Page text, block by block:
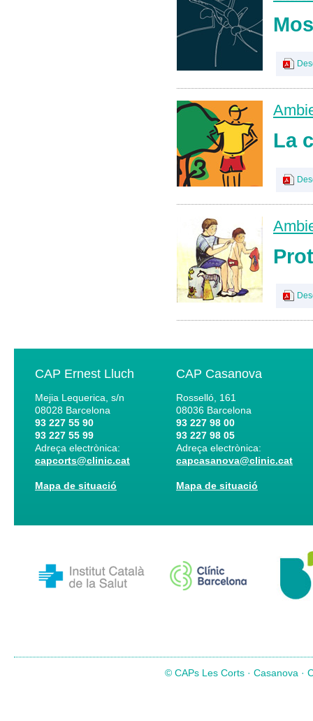
La
CAP Ernest Lluch
Mejia Lequerica, s/n
08028 Barcelona
93 227 55 90
93 227 55 99
Adreça electrònica:
capcorts@clinic.cat
Mapa de situació
CAP Casanova
Rosselló, 161
08036 Barcelona
93 227 98 00
93 227 98 05
Adreça electrònica:
capcasanova@clinic.cat
Mapa de situació
© CAPs Les Corts · Casanova ·